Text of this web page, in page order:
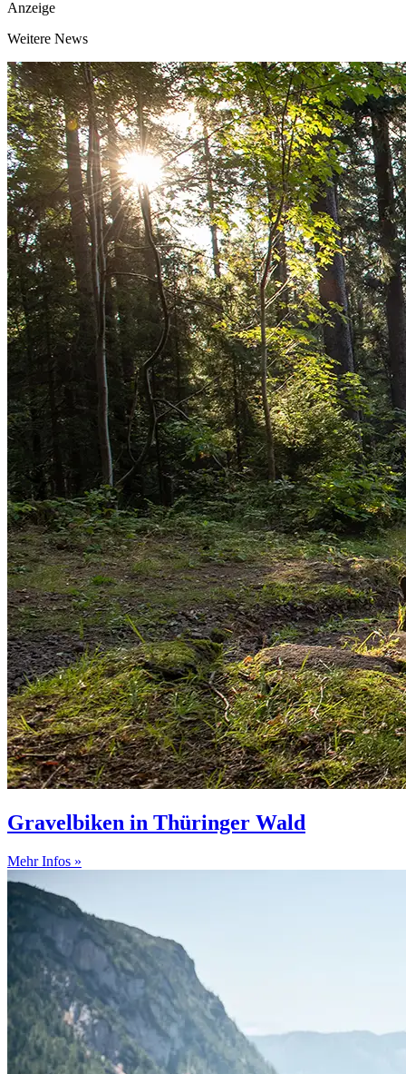
Anzeige
Weitere News
Gravelbiken in Thüringer Wald
Mehr Infos »